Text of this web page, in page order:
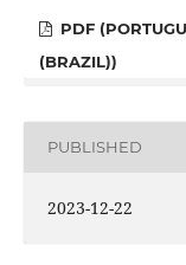
PDF
(BRAZIL))
PUBLISHED
2023-12-22